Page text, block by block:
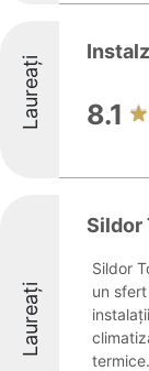
Laureați 8.1
Laureați
Sildor
Sildor
un